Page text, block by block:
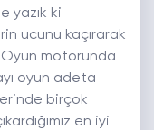
yazık ki
ucunu kaçırarak
motorunda
oyun adeta
birçok
en iyi